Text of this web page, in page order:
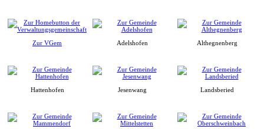
Zur VGem Adelshofen Althegnenberg
Hattenhofen Jesenwang Landsberied